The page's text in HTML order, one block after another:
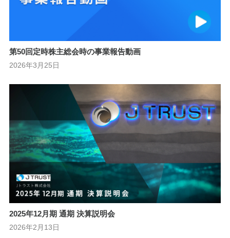
第50回定時株主総会時の事業報告動画
2026年3月25日
2025年12月期 通期 決算説明会
2026年2月13日